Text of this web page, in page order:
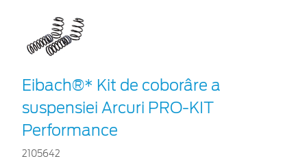
Eibach®* Kit de coborâre a
suspensiei Arcuri PRO-KIT
Performance
2105642